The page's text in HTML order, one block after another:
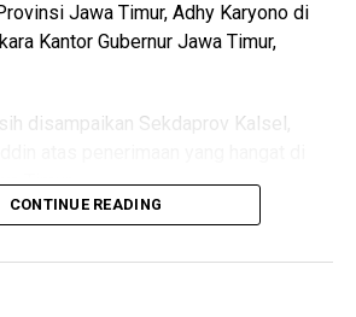
Jawa Timur, Adhy Karyono di
Kantor Gubernur Jawa Timur,
disampaikan Sekdaprov Kalsel,
Timur.
Bencana Daerah, Dinas
CONTINUE READING